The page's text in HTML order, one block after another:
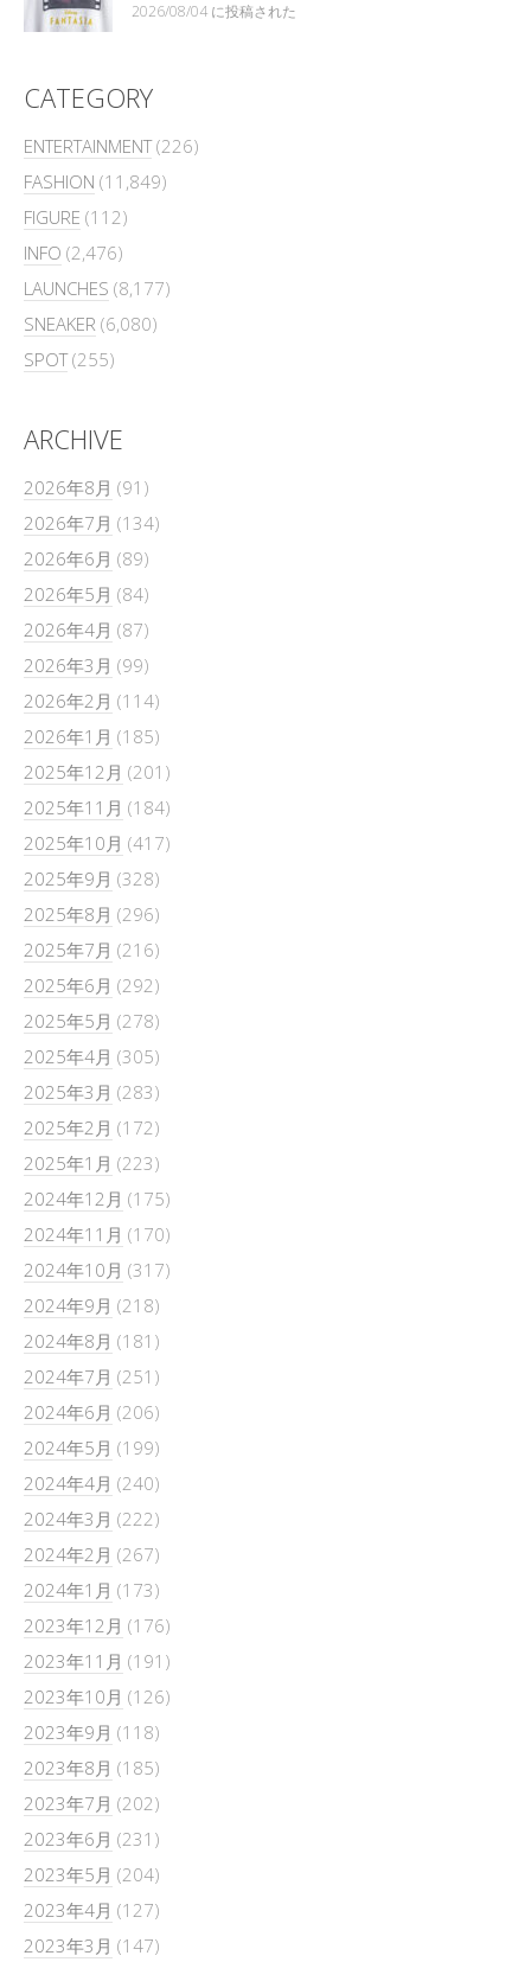
2026/08/04 に投稿された
CATEGORY
ENTERTAINMENT(226)
FASHION (11,849)
FIGURE (112)
INFO (2,476)
LAUNCHES (8,177)
SNEAKER (6,080)
SPOT(255)
ARCHIVE
2026年8月 (91)
2026年7月 (134)
2026年6月 (89)
2026年5月 (84)
2026年4月 (87)
2026年3月 (99)
2026年2月 (114)
2026年1月 (185)
2025年12月 (201)
2025年11月 (184)
2025年10月 (417)
2025年9月 (328)
2025年8月 (296)
2025年7月 (216)
2025年6月 (292)
2025年5月 (278)
2025年4月 (305)
2025年3月 (283)
2025年2月 (172)
2025年1月 (223)
2024年12月 (175)
2024年11月 (170)
2024年10月 (317)
2024年9月 (218)
2024年8月 (181)
2024年7月 (251)
2024年6月 (206)
2024年5月 (199)
2024年4月 (240)
2024年3月 (222)
2024年2月 (267)
2024年1月 (173)
2023年12月 (176)
2023年11月 (191)
2023年10月 (126)
2023年9月 (118)
2023年8月 (185)
2023年7月 (202)
2023年6月 (231)
2023年5月 (204)
2023年4月 (127)
2023年3月 (147)